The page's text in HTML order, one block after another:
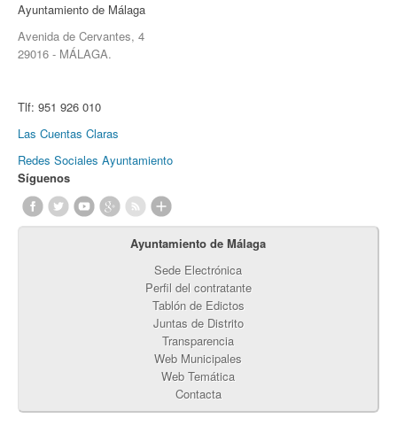
Ayuntamiento de Málaga
Avenida de Cervantes, 4
29016 - MÁLAGA.
Tlf: 951 926 010
Las Cuentas Claras
Redes Sociales Ayuntamiento
Síguenos
Ayuntamiento de Málaga
Sede Electrónica
Perfil del contratante
Tablón de Edictos
Juntas de Distrito
Transparencia
Web Municipales
Web Temática
Contacta